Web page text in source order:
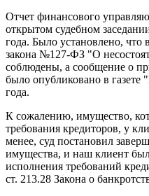
Отчет финансового
открытом судебном
года. Было установлено, что
закона №127-ФЗ "О
соблюдены, а сообщение о
было опубликовано в газете
года.
К сожалению, имущество,
требования кредиторов, у
менее, суд постановил
имущества, и наш клиент
исполнения требований
ст. 213.28 Закона о